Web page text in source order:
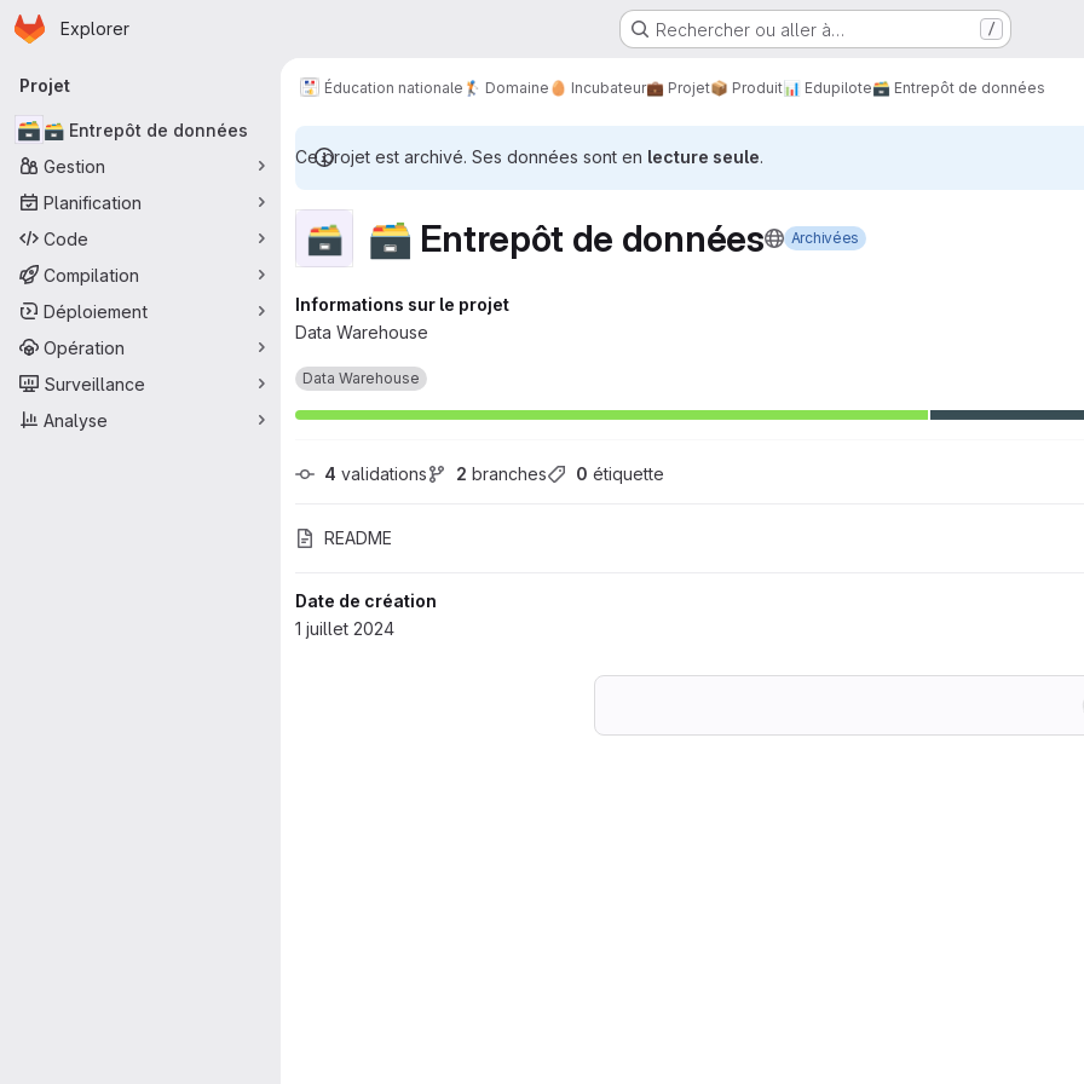
Passer au contenu principal
Page d'accueil
Explorer Rechercher ou aller à… /
Navigation principale
Projet
🗃️ 🗃️ Entrepôt de données
Gestion
Planification
Code
Compilation
Déploiement
Opération
Surveillance
Analyse
Éducation nationale 🏌️ Domaine 🥚 Incubateur💼 Projet📦 Produit📊 Edupilote🗃️ Entrepôt de données
Ce projet est archivé. Ses données sont en lecture seule.
🗃 🗃️ Entrepôt de données Archivées
Informations sur le projet
Data Warehouse
Data Warehouse
4 validations 2 branches 0 étiquette
README
Date de création
1 juillet 2024